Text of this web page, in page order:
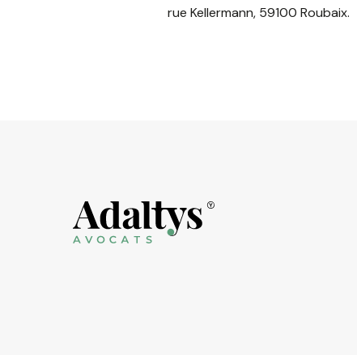
rue Kellermann, 59100 Roubaix.